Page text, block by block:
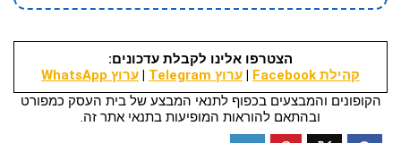
הצטרפו אלינו לקבלת עדכונים:
קהילת Facebook
| ערוץ Telegram | ערוץ WhatsApp
הקופונים והמבצעים בכפוף לתנאי המבצע של בית העסק כמפורט
ובהתאם להוראות המופיעות בתנאי אתר זה.